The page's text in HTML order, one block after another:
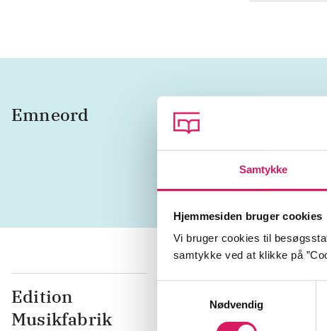
Samtykke
Hjemmesiden bruger cookies
Vi bruger cookies til
samtykke ved at klikke på
Nødvendig
Emneord
Tyskland
Edition
Musikfabrik